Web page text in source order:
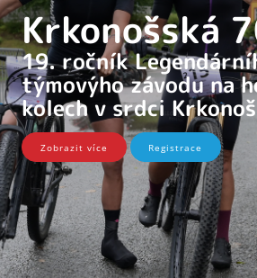
Krkonošská
19. ročník
týmovýho závodu na
kolech v srdci Krkonoš
Zobrazit více Registrace